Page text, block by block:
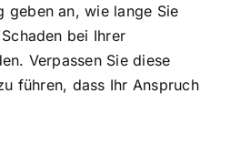
geben an, wie lange Sie
bei Ihrer
Verpassen Sie diese
führen, dass Ihr Anspruch